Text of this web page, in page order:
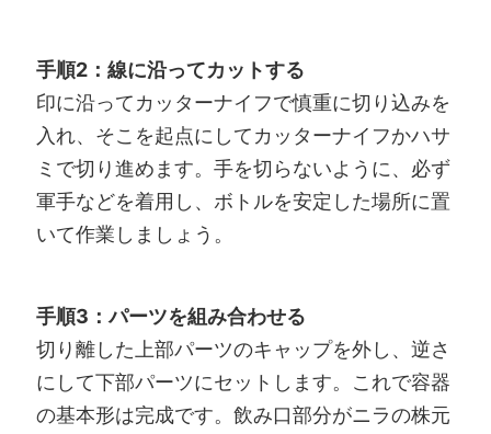
手順2：線に沿ってカットする
印に沿ってカッターナイフで慎重に切り込みを
入れ、そこを起点にしてカッターナイフかハサ
ミで切り進めます。手を切らないように、必ず
軍手などを着用し、ボトルを安定した場所に置
いて作業しましょう。
手順3：パーツを組み合わせる
切り離した上部パーツのキャップを外し、逆さ
にして下部パーツにセットします。これで容器
の基本形は完成です。飲み口部分がニラの株元